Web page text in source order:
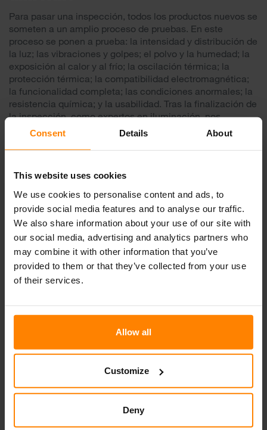
Consent Details About
This website uses cookies
We use cookies to personalise content and ads, to
provide social media features and to analyse our traffic.
We also share information about your use of our site with
our social media, advertising and analytics partners who
may combine it with other information that you’ve
provided to them or that they’ve collected from your use
of their services.
Allow all
Customize
Deny
Para pasar una inspección, todos los productos nuevos se
someten a un amplio proceso de pruebas. En este
proceso se ponen a prueba: la intensidad y distribución de
la luz; las vibraciones y golpes; el polvo y la humedad; la
exposición al calor y al frío; la oscilación térmica; la
protección térmica; la compatibilidad electromagnética;
la funcionalidad completa; las condiciones anormales; la
resistencia química; y la usabilidad. Tras la finalización de
la inspección, como expertos en iluminación, nos
enorgullecemos de presentar nuestras luces más
uniforme y un patrón de iluminación que se adapta a sus
Experiencia finlandesa en
iluminación
Además de ser especialistas en iluminación led,Nordic
Lights Ltd., AMethode Electronicscompany,fabrica luces
de trabajo y circulación de gama alta y alta tecnología
para vehículos de trabajos pesados utilizados en los
sectores de minería, construcción, silvicultura, manejo de
nuestros socios de distintos sectores industriales, las
departamento de I+D y laboratorios, y el programa
informático de simulación más novedoso, nos han
Contamos con las certificaciones ISO 9001 e ISO 14001 y
procesos principales. Nuestras luces encabezan todas las
listas de sus respectivos sectores a escala mundial y se